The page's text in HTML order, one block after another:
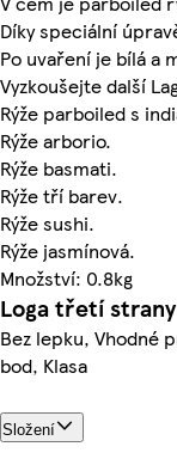
Díky speciální
Po uvaření je bílá a
Vyzkoušejte další
Rýže parboiled s
Rýže arborio.
Rýže basmati.
Rýže tří barev.
Rýže sushi.
Rýže jasmínová.
Množství: 0.8kg
Loga třetí strany
Bez lepku, Vhodné
bod, Klasa
Složení